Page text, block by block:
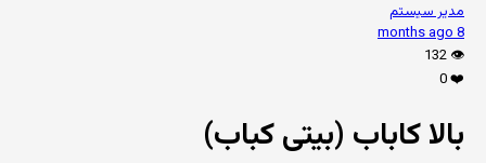
مدیر سیستم
8 months ago
👁️
132
❤️
0
بالا کاباب (بیتی کباب)